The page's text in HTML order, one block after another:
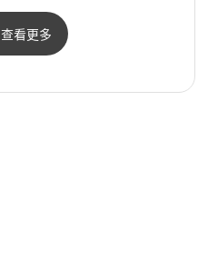
젝트 해운대점)
查看更多